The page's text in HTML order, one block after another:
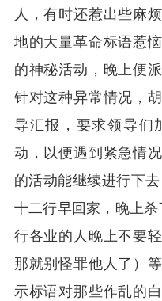
人，有时还惹出些麻
地的大量革命标语惹
的神秘活动，晚上便
针对这种异常情况，
导汇报，要求领导们
动，以便遇到紧急情
的活动能继续进行下
十二行早回家，晚上
行各业的人晚上不要
那就别怪罪他人了）
示标语对那些作乱的